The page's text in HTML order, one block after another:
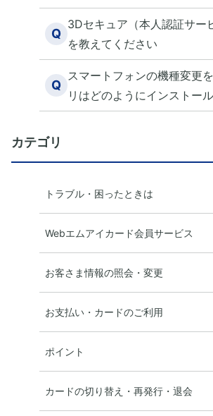
Q
3Dセキュア（本人認証サー
を教えてください
Q
スマートフォンの機種変更
リはどのようにインストー
か？
カテゴリ
トラブル・困ったときは
Webエムアイカード会員サービス
お客さま情報の照会・変更
お支払い・カードのご利用
ポイント
カードの切り替え・再発行・退会